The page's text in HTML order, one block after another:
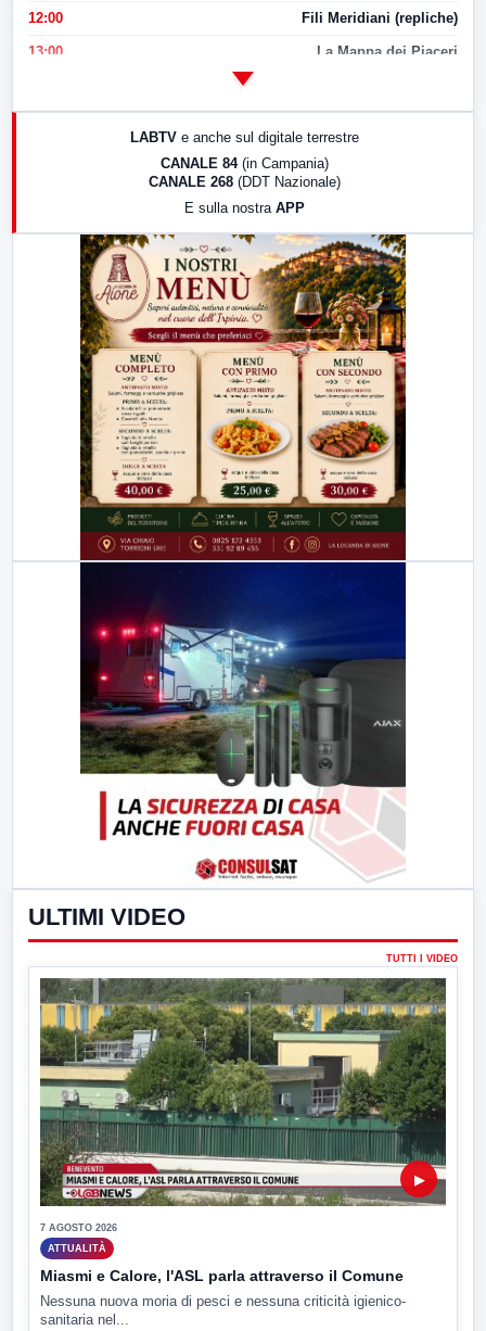
12:00 Fili Meridiani (repliche)
13:00 La Mappa dei Piaceri
17:00 LabNews (replica)
LabNews (replica)
LABTV e anche sul digitale terrestre
CANALE 84 (in Campania)
CANALE 268 (DDT Nazionale)
E sulla nostra APP
ULTIMI VIDEO
TUTTI I VIDEO
▶
7 AGOSTO 2026
ATTUALITÀ
Miasmi e Calore, l'ASL parla attraverso il Comune
Nessuna nuova moria di pesci e nessuna criticità igienico-
sanitaria nel...